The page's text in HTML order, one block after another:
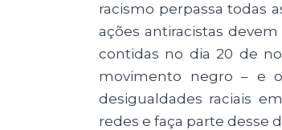
racismo perpassa todas
ações antiracistas
contidas no dia 20 de
movimento negro – e
desigualdades raciais
redes e faça parte desse